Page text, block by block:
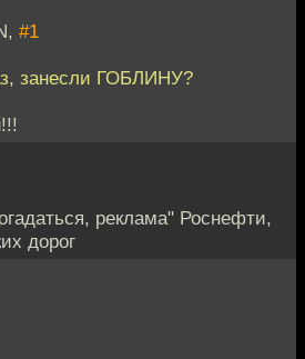
#1
занесли ГОБЛИНУ?
реклама" Роснефти,
дорог